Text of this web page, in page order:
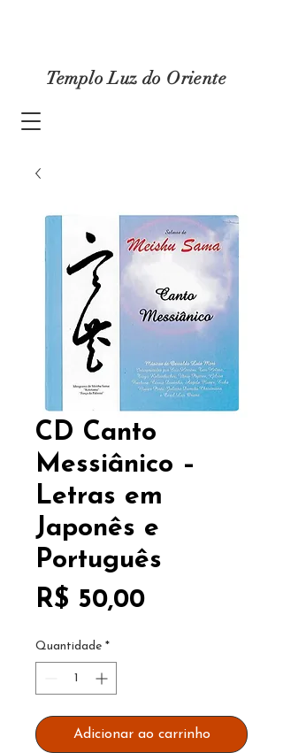
Templo Luz do Oriente
CD Canto
Messiânico –
Letras em
Japonês e
Português
R$ 50,00Preço
Quantidade *
Adicionar ao carrinho